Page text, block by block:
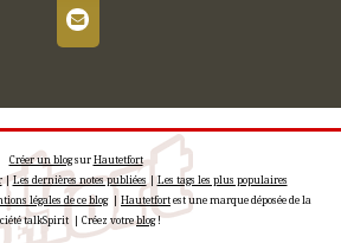
Créer un blogsurHautetfort
|Les dernières notes publiées |Les tags les plus populaires
légales de ce blog| Hautetfortest une marque déposée de la
talkSpirit | Créez votreblog!